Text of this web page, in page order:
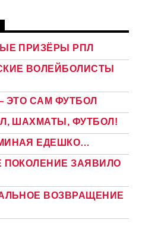
ПРИЗЁРЫ РПЛ
ВОЛЕЙБОЛИСТЫ
ЭТО САМ ФУТБОЛ
ШАХМАТЫ, ФУТБОЛ!
ЕДЕШКО…
ПОКОЛЕНИЕ ЗАЯВИЛО
ВОЗВРАЩЕНИЕ